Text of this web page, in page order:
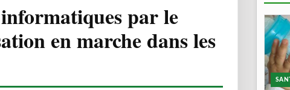
par le
en marche dans les